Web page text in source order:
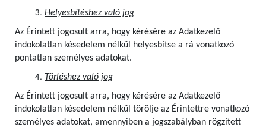
Helyesbítéshez való jog
Az Érintett jogosult arra, hogy kérésére az Adatkezelő
indokolatlan késedelem nélkül helyesbítse a rá vonatkozó
pontatlan személyes adatokat.
Törléshez való jog
Az Érintett jogosult arra, hogy kérésére az Adatkezelő
indokolatlan késedelem nélkül törölje az Érintettre vonatkozó
személyes adatokat, amennyiben a jogszabályban rögzített